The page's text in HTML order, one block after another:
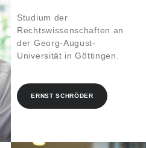
Studium der
Rechtswissenschaften an
der Georg-August-
Universität in Göttingen.
ERNST SCHRÖDER